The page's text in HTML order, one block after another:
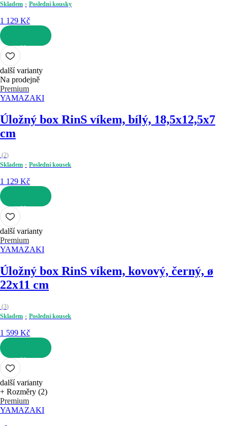
Skladem
Poslední kousky
1 129 Kč
DO KOŠÍKU
další varianty
Na prodejně
Premium
YAMAZAKI
Úložný box RinS víkem, bílý, 18,5x12,5x7
cm
(2)
Skladem
Poslední kousek
1 129 Kč
DO KOŠÍKU
další varianty
Premium
YAMAZAKI
Úložný box RinS víkem, kovový, černý, ø
22x11 cm
(3)
Skladem
Poslední kousek
1 599 Kč
DO KOŠÍKU
další varianty
+ Rozměry (2)
Premium
YAMAZAKI